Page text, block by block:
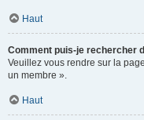
Haut
Comment puis-je rechercher
Veuillez vous rendre sur la
un membre ».
Haut